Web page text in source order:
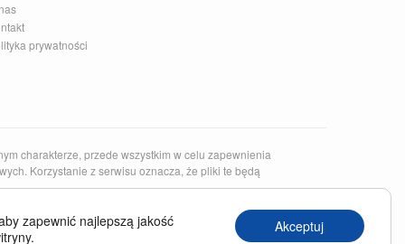
prywatności
charakterze, przede wszystkim w celu zapewnienia
Korzystanie z serwisu oznacza, że pliki te będą
restauracje i linie lotnicze. To także najlepsze źródło
tutaj takżebilety lotniczedo Nowego Jorku.
zapewnić najlepszą jakość
Akceptuj